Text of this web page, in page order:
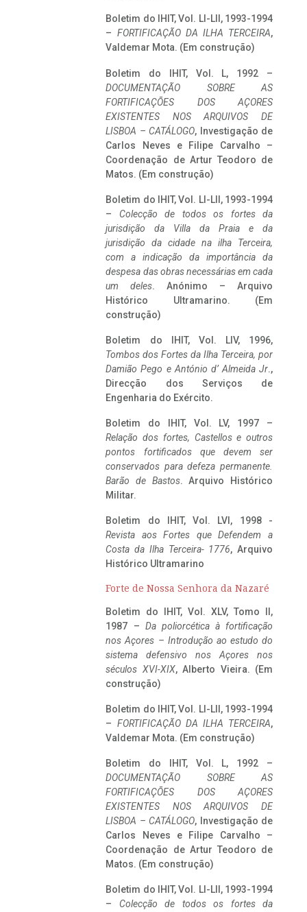
Boletim do IHIT, Vol. LI-LII, 1993-1994
– FORTIFICAÇÃO DA ILHA TERCEIRA,
Valdemar Mota. (Em construção)
Boletim do IHIT, Vol. L, 1992 –
DOCUMENTAÇÃO SOBRE AS
FORTIFICAÇÕES DOS AÇORES
EXISTENTES NOS ARQUIVOS DE
LISBOA – CATÁLOGO, Investigação de
Carlos Neves e Filipe Carvalho –
Coordenação de Artur Teodoro de
Matos. (Em construção)
Boletim do IHIT, Vol. LI-LII, 1993-1994
– Colecção de todos os fortes da
jurisdição da Villa da Praia e da
jurisdição da cidade na ilha Terceira,
com a indicação da importância da
despesa das obras necessárias em cada
um deles. Anónimo – Arquivo
Histórico Ultramarino. (Em
construção)
Boletim do IHIT, Vol. LIV, 1996,
Tombos dos Fortes da Ilha Terceira, por
Damião Pego e António d’ Almeida Jr.,
Direcção dos Serviços de
Engenharia do Exército.
Boletim do IHIT, Vol. LV, 1997 –
Relação dos fortes, Castellos e outros
pontos fortificados que devem ser
conservados para defeza permanente.
Barão de Bastos. Arquivo Histórico
Militar.
Boletim do IHIT, Vol. LVI, 1998 -
Revista aos Fortes que Defendem a
Costa da Ilha Terceira- 1776, Arquivo
Histórico Ultramarino
Forte de Nossa Senhora da Nazaré
Boletim do IHIT, Vol. XLV, Tomo II,
1987 – Da poliorcética à fortificação
nos Açores – Introdução ao estudo do
sistema defensivo nos Açores nos
séculos XVI-XIX, Alberto Vieira. (Em
construção)
Boletim do IHIT, Vol. LI-LII, 1993-1994
– FORTIFICAÇÃO DA ILHA TERCEIRA,
Valdemar Mota. (Em construção)
Boletim do IHIT, Vol. L, 1992 –
DOCUMENTAÇÃO SOBRE AS
FORTIFICAÇÕES DOS AÇORES
EXISTENTES NOS ARQUIVOS DE
LISBOA – CATÁLOGO, Investigação de
Carlos Neves e Filipe Carvalho –
Coordenação de Artur Teodoro de
Matos. (Em construção)
Boletim do IHIT, Vol. LI-LII, 1993-1994
– Colecção de todos os fortes da